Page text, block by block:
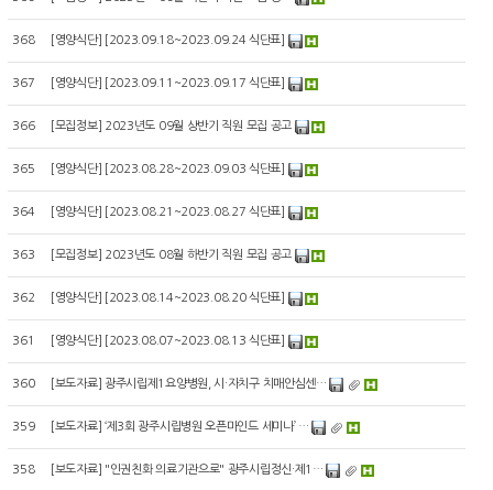
368 영양식단] [2023.09.18~2023.09.24 식단표]
367 영양식단] [2023.09.11~2023.09.17 식단표]
366 모집정보] 2023년도 09월 상반기 직원 모집 공고
365 영양식단] [2023.08.28~2023.09.03 식단표]
364 영양식단] [2023.08.21~2023.08.27 식단표]
363 모집정보] 2023년도 08월 하반기 직원 모집 공고
362 영양식단] [2023.08.14~2023.08.20 식단표]
361 영양식단] [2023.08.07~2023.08.13 식단표]
360 보도자료] 광주시립제1요양병원, 시·자치구 치매안심센…
359 보도자료] ‘제3회 광주시립병원 오픈마인드 세미나’ …
358 보도자료] "인권친화 의료기관으로" 광주시립정신·제1…